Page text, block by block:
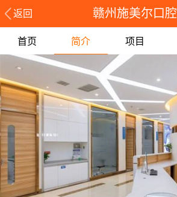
返回 赣州施美尔口腔
首页 简介 项目